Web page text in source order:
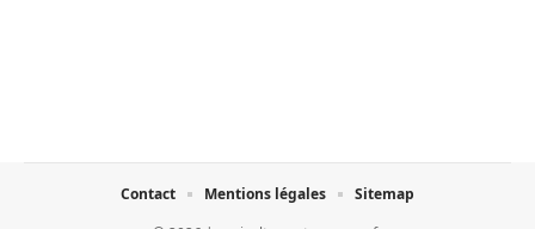
Contact Mentions légales Sitemap